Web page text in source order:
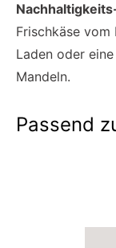
Frischkäse
Laden oder
Mandeln.
Passend